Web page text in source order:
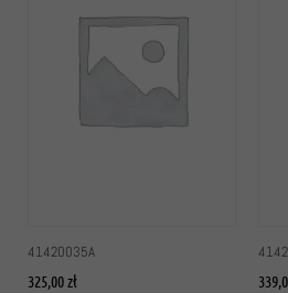
41420035A
325,00zł